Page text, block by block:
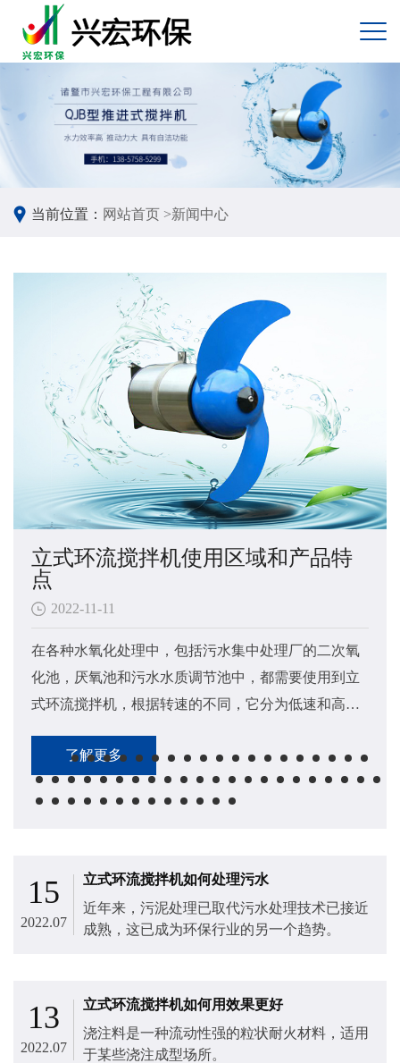
当前位置： 网站首页 >新闻中心
立式环流搅拌机使用区域和产品特
点
2022-11-11
在各种水氧化处理中，包括污水集中处理厂的二次氧
化池，厌氧池和污水水质调节池中，都需要使用到立
式环流搅拌机​，根据转速的不同，它分为低速和高速
了解更多
15
2022.07
立式环流搅拌机如何处理污水
近年来，污泥处理已取代污水处理技术已接近
成熟，这已成为环保行业的另一个趋势。
13
2022.07
立式环流搅拌机如何用效果更好
浇注料是一种流动性强的粒状耐火材料，适用
于某些浇注成型场所。